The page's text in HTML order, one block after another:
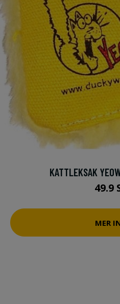
KATTLEKSAK
49.9
MER